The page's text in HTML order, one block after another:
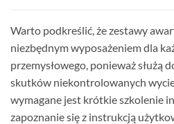
Warto podkreślić, że zestawy
niezbędnym wyposażeniem dla
przemysłowego, ponieważ służą
skutków niekontrolowanych
wymagane jest krótkie szkolenie
zapoznanie się z instrukcją